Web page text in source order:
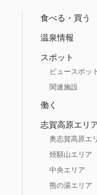
食べる・買う
温泉情報
スポット
ビュースポット
関連施設
働く
志賀高原エリ
奥志賀高原エ
焼額山エリア
中央エリア
熊の湯エリア